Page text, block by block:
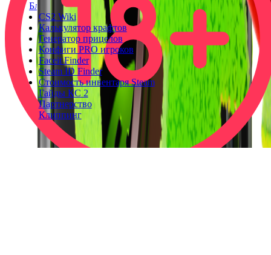
Блог
CS2 Wiki
Калькулятор крафтов
Генератор прицелов
Конфиги PRO игроков
Faceit Finder
Steam ID Finder
Стоимость инвентаря Steam
Гайды КС 2
Партнерство
Клиппинг